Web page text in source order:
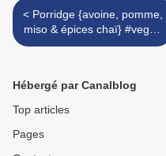
< Porridge {avoine, pomme,
miso & épices chaï} #vegan
#glutenfree #vapeur
Hébergé par Canalblog
Top articles
Pages